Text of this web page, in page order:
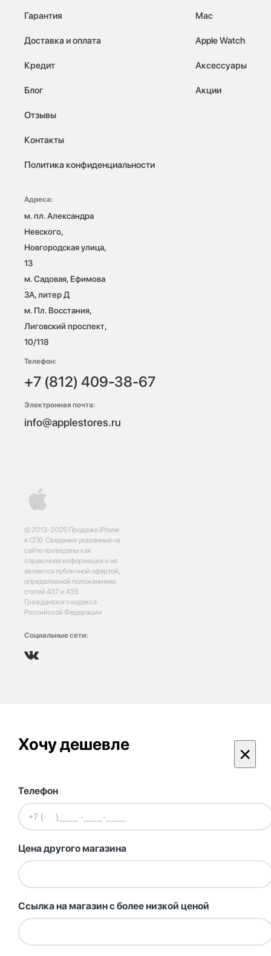
© 2013-2025 Продажа iPhone
в СПб. Сведения указанные на
сайте приведены как
справочная информация и не
являются публичной офертой,
определяемой положениями
статей 437 и 435
Гражданского кодекса
Российской Федерации
Социальные сети:
Гарантия
Доставка и оплата
Кредит
Блог
Отзывы
Контакты
Политика конфиденциальности
Mac
Apple Watch
Аксессуары
Акции
Адреса:
м. пл. Александра
Невского,
Новгородская улица,
13
м. Садовая, Ефимова
3А, литер Д
м. Пл. Восстания,
Лиговский проспект,
10/118
Телефон:
+7 (812) 409-38-67
Электронная почта:
info@applestores.ru
Хочу дешевле ×
Телефон
Цена другого магазина
Ссылка на магазин с более низкой ценой